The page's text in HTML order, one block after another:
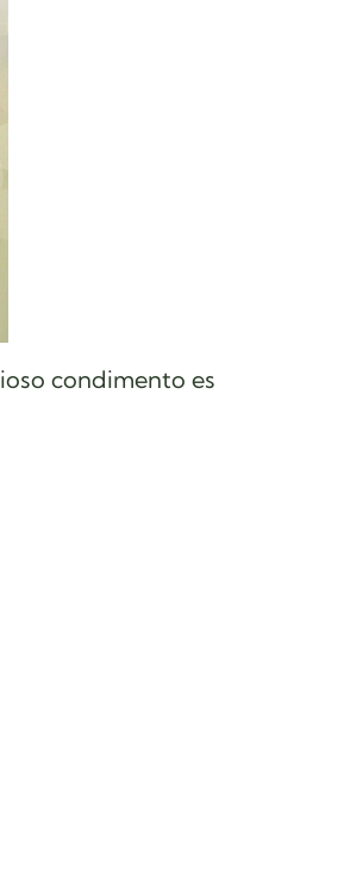
condimento es